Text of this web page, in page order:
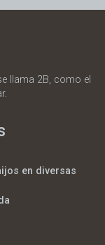
llama 2B, como el
en diversas